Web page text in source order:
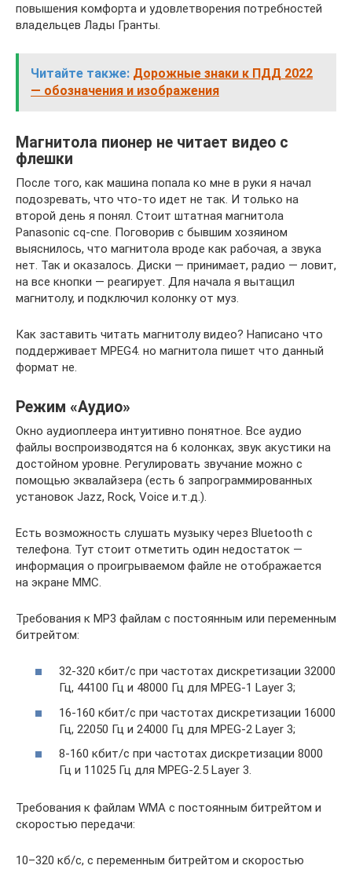
повышения комфорта и удовлетворения потребностей
владельцев Лады Гранты.
Читайте также: Дорожные знаки к ПДД 2022
— обозначения и изображения
Магнитола пионер не читает видео с
флешки
После того, как машина попала ко мне в руки я начал
подозревать, что что-то идет не так. И только на
второй день я понял. Стоит штатная магнитола
Panasonic cq-cne. Поговорив с бывшим хозяином
выяснилось, что магнитола вроде как рабочая, а звука
нет. Так и оказалось. Диски — принимает, радио — ловит,
на все кнопки — реагирует. Для начала я вытащил
магнитолу, и подключил колонку от муз.
Как заставить читать магнитолу видео? Написано что
поддерживает MPEG4. но магнитола пишет что данный
формат не.
Режим «Аудио»
Окно аудиоплеера интуитивно понятное. Все аудио
файлы воспроизводятся на 6 колонках, звук акустики на
достойном уровне. Регулировать звучание можно с
помощью эквалайзера (есть 6 запрограммированных
установок Jazz, Rock, Voice и.т.д.).
Есть возможность слушать музыку через Bluetooth с
телефона. Тут стоит отметить один недостаток —
информация о проигрываемом файле не отображается
на экране ММС.
Требования к MP3 файлам c постоянным или переменным
битрейтом:
32-320 кбит/c при частотах дискретизации 32000
Гц, 44100 Гц и 48000 Гц для MPEG-1 Layer 3;
16-160 кбит/c при частотах дискретизации 16000
Гц, 22050 Гц и 24000 Гц для MPEG-2 Layer 3;
8-160 кбит/c при частотах дискретизации 8000
Гц и 11025 Гц для MPEG-2.5 Layer 3.
Требования к файлам WMA с постоянным битрейтом и
скоростью передачи:
10–320 кб/с, с переменным битрейтом и скоростью